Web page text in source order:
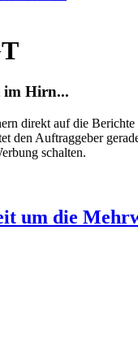
im Hirn...
direkt auf die
den Auftraggeber
schalten.
um die